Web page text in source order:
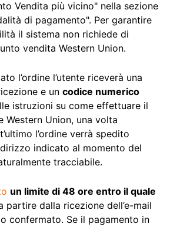
Vendita più vicino" nella sezione
di pagamento". Per garantire
il sistema non richiede di
vendita Western Union.
l’ordine l’utente riceverà una
e un codice numerico
istruzioni su come effettuare il
Western Union, una volta
l’ordine verrà spedito
indicato al momento del
tracciabile.
un limite di 48 ore entro il quale
partire dalla ricezione dell’e-mail
confermato. Se il pagamento in